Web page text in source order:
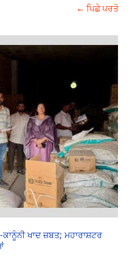
← ਪਿਛੇ ਪਰਤੋ
ਖਾਦ ਜ਼ਬਤ; ਮਹਾਰਾਸ਼ਟਰ